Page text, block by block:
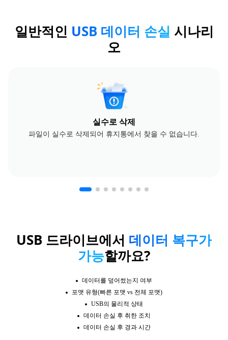
일반적인 USB 데이터 손실 시나리
오
실수로 삭제
파일이 실수로 삭제되어 휴지통에서 찾을 수 없습니다.
USB 드라이브에서 데이터 복구가
가능할까요?
데이터를 덮어썼는지 여부
포맷 유형(빠른 포맷 vs 전체 포맷)
USB의 물리적 상태
데이터 손실 후 취한 조치
데이터 손실 후 경과 시간